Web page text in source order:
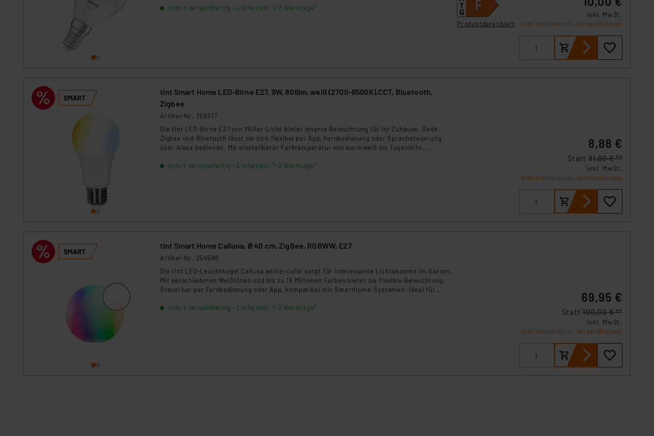
Daten, verbundenen Risiken.“
sofort versandfertig - Lieferzeit: 1-2 Werktage²
Produktdatenblatt
inkl. MwSt.
Informationen zu Versandkosten
tint Smart Home LED-Birne E27, 9W, 806lm, weiß (2700–6500K),CCT, Bluetooth,
Zigbee
Artikel-Nr. 258517
Die tint LED-Birne E27 von Müller-Licht bietet smarte Beleuchtung für Ihr Zuhause. Dank
Zigbee und Bluetooth lässt sie sich flexibel per App, Fernbedienung oder Sprachsteuerung
über Alexa bedienen. Mit einstellbarer Farbtemperatur von warmweiß bis Tageslicht,
Lichtstimmungen.
sofort versandfertig - Lieferzeit: 1-2 Werktage²
8,88 €
Statt 31,99 € **
inkl. MwSt.
Informationen zu Versandkosten
tint Smart Home Calluna, Ø 40 cm, ZigBee, RGBWW, E27
Artikel-Nr. 254596
Die tint LED-Leuchtkugel Calluna white+color sorgt für interessante Lichtakzente im Garten.
Mit verschiedenen Weißtönen und bis zu 16 Millionen Farben bietet sie flexible Beleuchtung.
Steuerbar per Fernbedienung oder App, kompatibel mit Smarthome-Systemen. Ideal für
sofort versandfertig - Lieferzeit: 1-2 Werktage²
69,95 €
Statt100,00 € **
inkl. MwSt.
Informationen zu Versandkosten